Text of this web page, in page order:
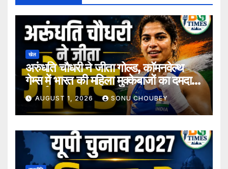
खेल
अरुंधति चौधरी ने जीता गोल्ड, कॉमनवेल्थ
गेम्स में भारत की महिला मुक्केबाजों का दमदार
प्रदर्शन
AUGUST 1, 2026 SONU CHOUBEY